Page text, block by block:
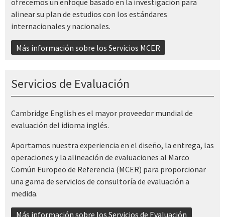
ofrecemos un enfoque basado en la investigación para
alinear su plan de estudios con los estándares
internacionales y nacionales.
Más información sobre los Servicios MCER
Servicios de Evaluación
Cambridge English es el mayor proveedor mundial de
evaluación del idioma inglés.
Aportamos nuestra experiencia en el diseño, la entrega, las
operaciones y la alineación de evaluaciones al Marco
Común Europeo de Referencia (MCER) para proporcionar
una gama de servicios de consultoría de evaluación a
medida.
Más información sobre los Servicios de Evaluación